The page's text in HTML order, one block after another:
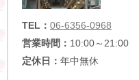
TEL： 06-6356-0968
営業時間： 10:00～21:00
定休日： 年中無休